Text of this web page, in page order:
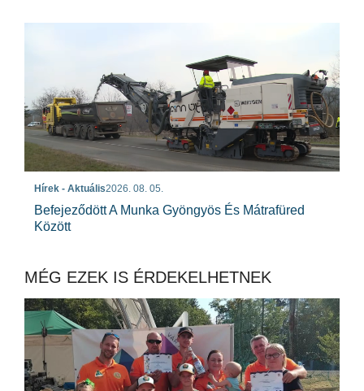
Hírek - Aktuális2026. 08. 05.
Befejeződött A Munka Gyöngyös És Mátrafüred
Között
MÉG EZEK IS ÉRDEKELHETNEK